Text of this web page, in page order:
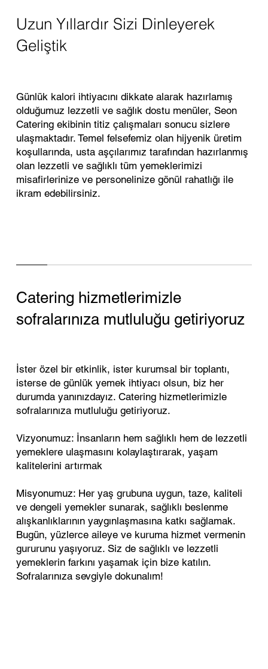
Uzun Yıllardır Sizi Dinleyerek
Geliştik
Günlük kalori ihtiyacını dikkate alarak hazırlamış
olduğumuz lezzetli ve sağlık dostu menüler, Seon
Catering ekibinin titiz çalışmaları sonucu sizlere
ulaşmaktadır. Temel felsefemiz olan hijyenik üretim
koşullarında, usta aşçılarımız tarafından hazırlanmış
olan lezzetli ve sağlıklı tüm yemeklerimizi
misafirlerinize ve personelinize gönül rahatlığı ile
ikram edebilirsiniz.
Catering hizmetlerimizle
sofralarınıza mutluluğu getiriyoruz
İster özel bir etkinlik, ister kurumsal bir toplantı,
isterse de günlük yemek ihtiyacı olsun, biz her
durumda yanınızdayız. Catering hizmetlerimizle
sofralarınıza mutluluğu getiriyoruz.
Vizyonumuz: İnsanların hem sağlıklı hem de lezzetli
yemeklere ulaşmasını kolaylaştırarak, yaşam
kalitelerini artırmak
Misyonumuz: Her yaş grubuna uygun, taze, kaliteli
ve dengeli yemekler sunarak, sağlıklı beslenme
alışkanlıklarının yaygınlaşmasına katkı sağlamak.
Bugün, yüzlerce aileye ve kuruma hizmet vermenin
gururunu yaşıyoruz. Siz de sağlıklı ve lezzetli
yemeklerin farkını yaşamak için bize katılın.
Sofralarınıza sevgiyle dokunalım!